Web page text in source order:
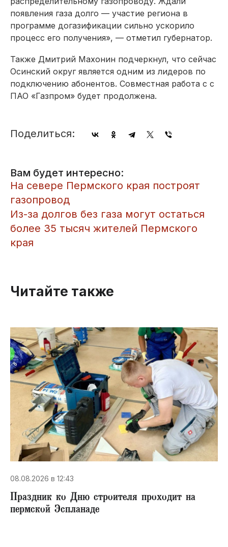
появления газа долго — участие региона в
программе догазификации сильно ускорило
процесс его получения», — отметил губернатор.
Также Дмитрий Махонин подчеркнул, что сейчас
Осинский округ является одним из лидеров по
подключению абонентов. Совместная работа с с
ПАО «Газпром» будет продолжена.
Поделиться:
Вам будет интересно:
На севере Пермского края построят
газопровод
Из-за долгов без газа могут остаться
более 35 тысяч жителей Пермского
края
Читайте также
08.08.2026 в 12:43
Праздник ко Дню строителя проходит на
пермской Эспланаде